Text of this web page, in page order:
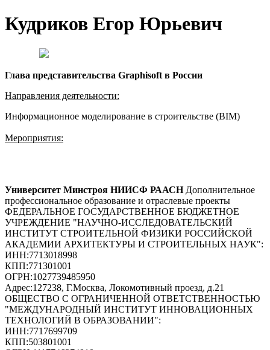
Кудриков Егор Юрьевич
Глава представительства Graphisoft в России
Направления деятельности:
Информационное моделирование в строительстве (BIM)
Мероприятия:
Университет Минстроя НИИСФ РААСН Дополнительное
профессиональное образование и отраслевые проекты
ФЕДЕРАЛЬНОЕ ГОСУДАРСТВЕННОЕ БЮДЖЕТНОЕ
УЧРЕЖДЕНИЕ "НАУЧНО-ИССЛЕДОВАТЕЛЬСКИЙ
ИНСТИТУТ СТРОИТЕЛЬНОЙ ФИЗИКИ РОССИЙСКОЙ
АКАДЕМИИ АРХИТЕКТУРЫ И СТРОИТЕЛЬНЫХ НАУК":
ИНН:7713018998
КПП:771301001
ОГРН:1027739485950
Адрес:127238, Г.Москва, Локомотивный проезд, д.21
ОБЩЕСТВО С ОГРАНИЧЕННОЙ ОТВЕТСТВЕННОСТЬЮ
"МЕЖДУНАРОДНЫЙ ИНСТИТУТ ИННОВАЦИОННЫХ
ТЕХНОЛОГИЙ В ОБРАЗОВАНИИ":
ИНН:7717699709
КПП:503801001